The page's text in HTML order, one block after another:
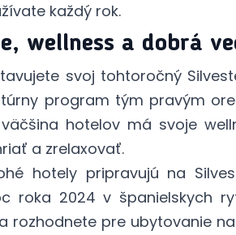
každý rok.
wellness a dobrá
svoj tohtoročný
program tým pravým
hotelov má svoje
a zrelaxovať.
hotely pripravujú na
roka 2024 v španielskych
rozhodnete pre ubytovanie